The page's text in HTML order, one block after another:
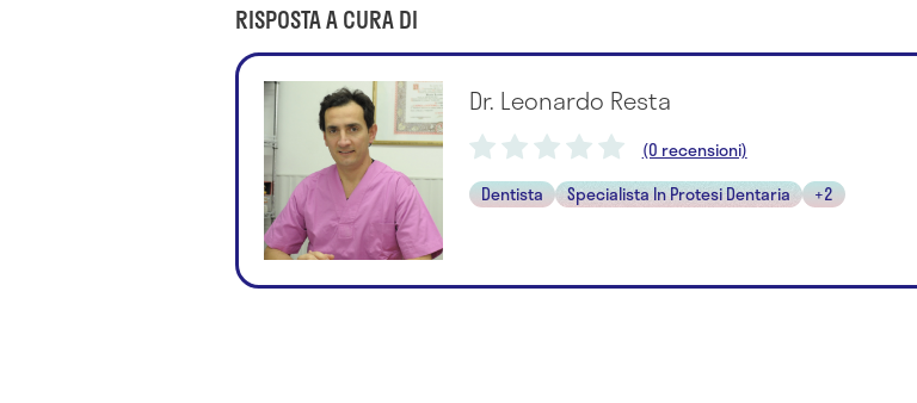
RISPOSTA A CURA DI
Dr. Leonardo Resta
(0 recensioni)
Dentista
Specialista In Protesi Dentaria +2